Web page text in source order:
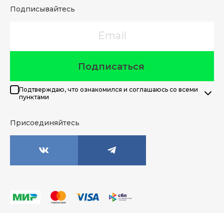
Подписывайтесь
Подписаться
Подтверждаю, что ознакомился и соглашаюсь со всеми
пунктами
Присоединяйтесь